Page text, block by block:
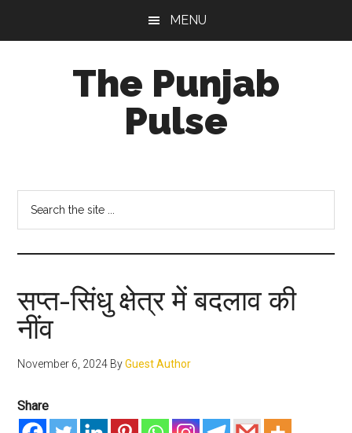
MENU
The Punjab
Pulse
Socio-
Cultural
Studies
सप्त-सिंधु क्षेत्र में बदलाव की
नींव
November 6, 2024 ByGuest Author
Share